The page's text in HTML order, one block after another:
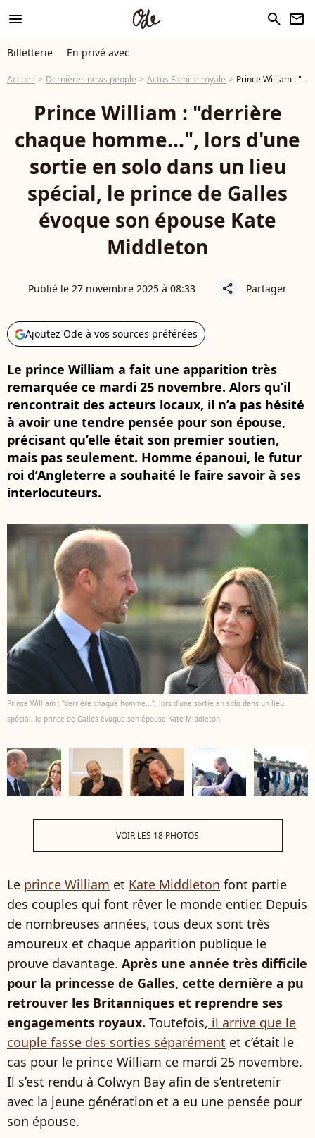
menu search newsletter
Billetterie En privé avec
Accueil Dernières news people Actus Famille royale Prince William : "derrière chaque homme...", lors d'une sortie en solo dans un lieu spécial, le prince de Galles évoque son épouse Kate Middleton
Prince William : "derrière
chaque homme...", lors d'une
sortie en solo dans un lieu
spécial, le prince de Galles
évoque son épouse Kate
Middleton
Publié le 27 novembre 2025 à 08:33 share Partager
Ajoutez Ode à vos sources préférées
Le prince William a fait une apparition très
remarquée ce mardi 25 novembre. Alors qu’il
rencontrait des acteurs locaux, il n’a pas hésité
à avoir une tendre pensée pour son épouse,
précisant qu’elle était son premier soutien,
mais pas seulement. Homme épanoui, le futur
roi d’Angleterre a souhaité le faire savoir à ses
interlocuteurs.
Prince William : "derrière chaque homme...", lors d'une sortie en solo dans un lieu
spécial, le prince de Galles évoque son épouse Kate Middleton
VOIR LES 18 PHOTOS
Le prince William et Kate Middleton font partie
des couples qui font rêver le monde entier. Depuis
de nombreuses années, tous deux sont très
amoureux et chaque apparition publique le
prouve davantage. Après une année très difficile
pour la princesse de Galles, cette dernière a pu
retrouver les Britanniques et reprendre ses
engagements royaux. Toutefois, il arrive que le
couple fasse des sorties séparément et c’était le
cas pour le prince William ce mardi 25 novembre.
Il s’est rendu à Colwyn Bay afin de s’entretenir
avec la jeune génération et a eu une pensée pour
son épouse.